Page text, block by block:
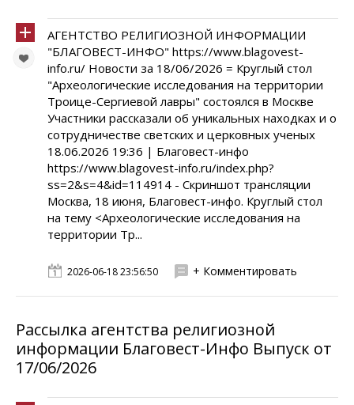
АГЕНТСТВО РЕЛИГИОЗНОЙ ИНФОРМАЦИИ
"БЛАГОВЕСТ-ИНФО" https://www.blagovest-
info.ru/ Новости за 18/06/2026 = Круглый стол
"Археологические исследования на территории
Троице-Сергиевой лавры" состоялся в Москве
Участники рассказали об уникальных находках и о
сотрудничестве светских и церковных ученых
18.06.2026 19:36 | Благовест-инфо
https://www.blagovest-info.ru/index.php?
ss=2&s=4&id=114914 - Скриншот трансляции
Москва, 18 июня, Благовест-инфо. Круглый стол
на тему <Археологические исследования на
территории Тр...
2026-06-18 23:56:50 + Комментировать
Рассылка агентства религиозной
информации Благовест-Инфо Выпуск от
17/06/2026